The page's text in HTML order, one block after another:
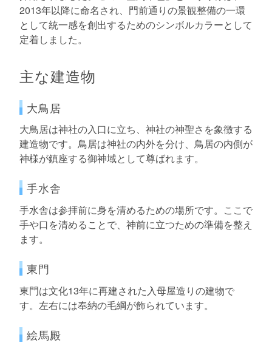
2013年以降に命名され、門前通りの景観整備の一環
として統一感を創出するためのシンボルカラーとして
定着しました。
主な建造物
大鳥居
大鳥居は神社の入口に立ち、神社の神聖さを象徴する
建造物です。鳥居は神社の内外を分け、鳥居の内側が
神様が鎮座する御神域として尊ばれます。
手水舎
手水舎は参拝前に身を清めるための場所です。ここで
手や口を清めることで、神前に立つための準備を整え
ます。
東門
東門は文化13年に再建された入母屋造りの建物で
す。左右には奉納の毛綱が飾られています。
絵馬殿